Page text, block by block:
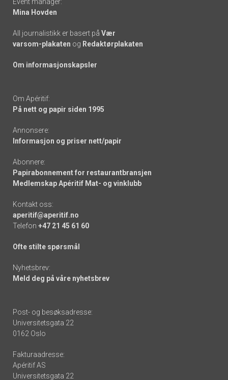
Mina Hovden
All journalistikk er basert på Vær
varsom-plakaten og Redaktørplakaten
Om informasjonskapsler
Om Apéritif:
På nett og papir siden 1995
Annonsere:
Informasjon og priser nett/papir
Abonnere:
Papirabonnement for restaurantbransjen
Medlemskap Apéritif Mat- og vinklubb
Kontakt oss:
aperitif@aperitif.no
Telefon +47 21 45 61 60
Ofte stilte spørsmål
Nyhetsbrev:
Meld deg på våre nyhetsbrev
Post- og besøksadresse:
Universitetsgata 22
0162 Oslo
Fakturaadresse:
Apéritif AS
Universitetsgata 22